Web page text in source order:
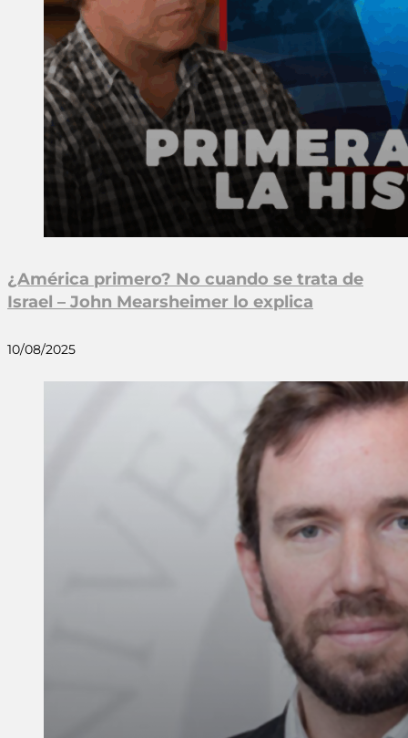
¿América primero? No cuando se trata de
Israel – John Mearsheimer lo explica
10/08/2025